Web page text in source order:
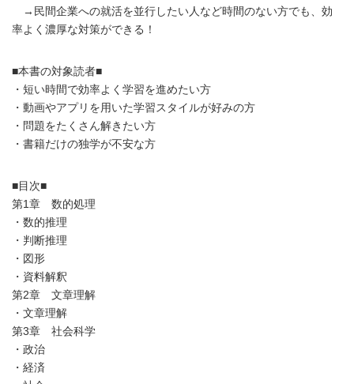
→民間企業への就活を並行したい人など時間のない方でも、効
率よく濃厚な対策ができる！
■本書の対象読者■
・短い時間で効率よく学習を進めたい方
・動画やアプリを用いた学習スタイルが好みの方
・問題をたくさん解きたい方
・書籍だけの独学が不安な方
■目次■
第1章 数的処理
・数的推理
・判断推理
・図形
・資料解釈
第2章 文章理解
・文章理解
第3章 社会科学
・政治
・経済